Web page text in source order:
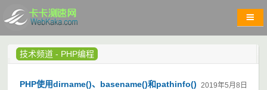
技术频道 - PHP编程
2019年5月8日
PHP使用dirname()、basename()和pathinfo()